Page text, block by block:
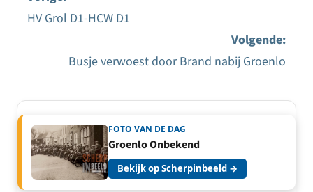
navigatie
HV Grol D1-HCW D1
Volgende:
Busje verwoest door Brand nabij Groenlo
FOTO VAN DE DAG
Groenlo Onbekend
Bekijk op Scherpinbeeld →